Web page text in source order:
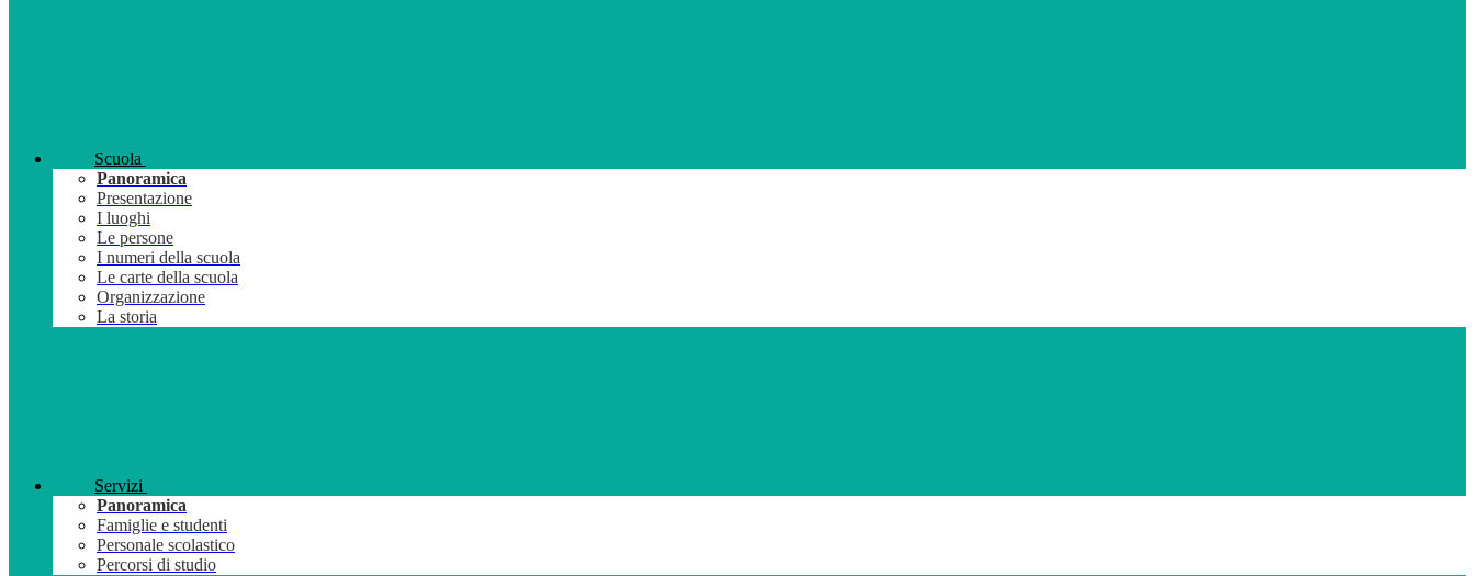
Scuola
Panoramica
Presentazione
I luoghi
Le persone
I numeri della scuola
Le carte della scuola
Organizzazione
La storia
Servizi
Panoramica
Famiglie e studenti
Personale scolastico
Percorsi di studio